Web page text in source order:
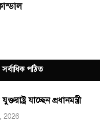
সর্বাধিক পঠিত
যাচ্ছেন প্রধানমন্ত্রী
2026